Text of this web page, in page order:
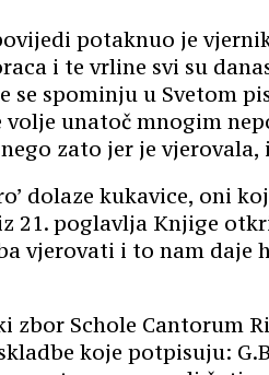
potaknuo je
i te vrline svi su
se spominju u Svetom
unatoč mnogim
zato jer je
dolaze kukavice, oni
21. poglavlja Knjige
vjerovati i to nam
zbor Schole Cantorum
koje potpisuju: